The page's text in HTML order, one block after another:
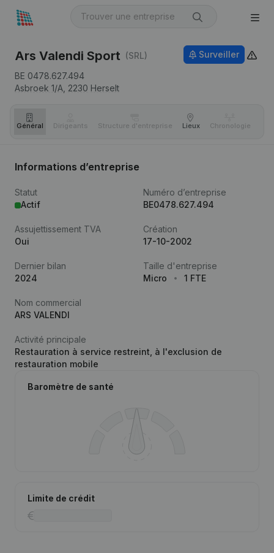
Ars Valendi Sport (SRL)
BE 0478.627.494
Asbroek 1/A, 2230 Herselt
Surveiller
Général Dirigeants Structure d'entreprise Lieux Chronologie
Informations d’entreprise
Statut
Actif
Numéro d’entreprise
BE0478.627.494
Assujettissement TVA
Oui
Création
17-10-2002
Dernier bilan
2024
Taille d'entreprise
Micro
1 FTE
Nom commercial
ARS VALENDI
Activité principale
Restauration à service restreint, à l'exclusion de
restauration mobile
Baromètre de santé
Limite de crédit